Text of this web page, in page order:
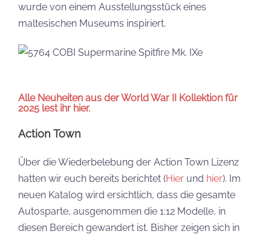
wurde von einem Ausstellungsstück eines
maltesischen Museums inspiriert.
Alle Neuheiten aus der World War II Kollektion für
2025 lest ihr hier.
Action Town
Über die Wiederbelebung der Action Town Lizenz
hatten wir euch bereits berichtet (Hier und hier). Im
neuen Katalog wird ersichtlich, dass die gesamte
Autosparte, ausgenommen die 1:12 Modelle, in
diesen Bereich gewandert ist. Bisher zeigen sich in